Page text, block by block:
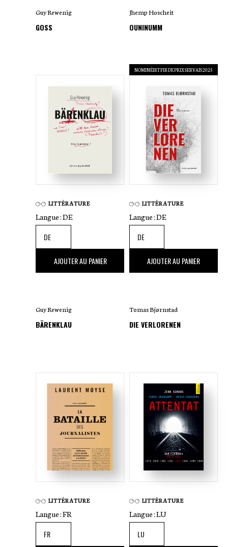
Guy Rewenig
GOSS
Jhemp Hoscheit
OUNINUMM
LITTÉRATURE
Langue :DE
,00 €AJOUTER AU PANIER
Guy Rewenig
BÄRENKLAU
NOMINÉIRT FIR DE PRIX SERVAIS 2025
LITTÉRATURE
Langue :DE
,00 €
AJOUTER AU PANIER
Tomas Bjørnstad
DIE VERLORENEN
LITTÉRATURE
Langue :FR
LITTÉRATURE
Langue :LU